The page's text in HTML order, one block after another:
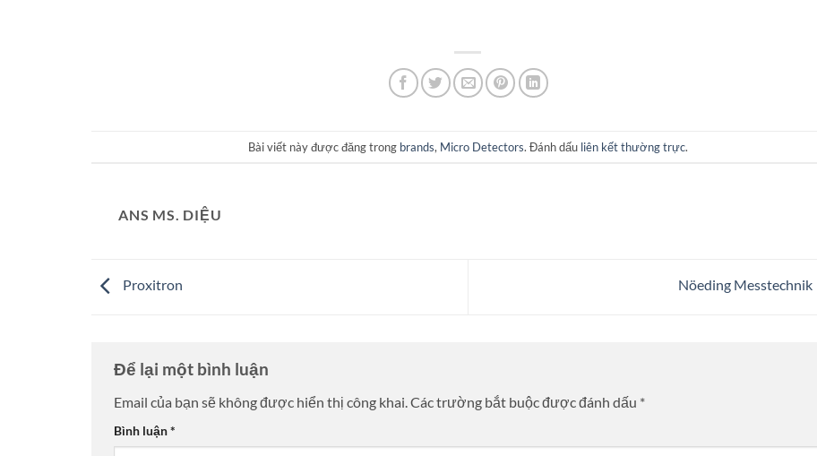
Bài viết này được đăng trong brands, Micro Detectors. Đánh dấu liên kết thường trực.
ANS MS. DIỆU
Proxitron Nöeding Messtechnik
Để lại một bình luận
Email của bạn sẽ không được hiển thị công khai.Các trường bắt buộc được đánh dấu *
Bình luận*